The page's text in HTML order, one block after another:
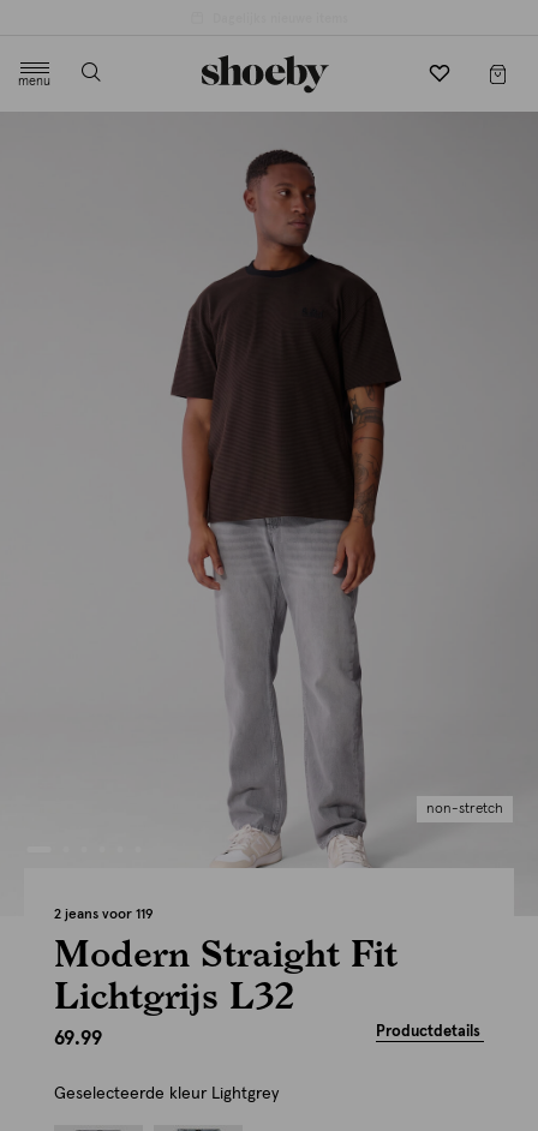
menu
non-stretch
2 jeans voor 119
Modern Straight Fit
Lichtgrijs L32
69.99 Productdetails
Geselecteerde kleur Lightgrey